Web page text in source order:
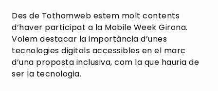
Des de Tothomweb estem molt contents
d’haver participat a la Mobile Week Girona.
Volem destacar la importància d’unes
tecnologies digitals accessibles en el marc
d’una proposta inclusiva, com la que hauria de
ser la tecnologia.